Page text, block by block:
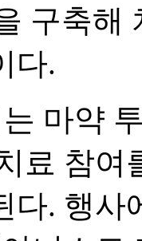
구축해
다.
마약
료 참
다. 행사